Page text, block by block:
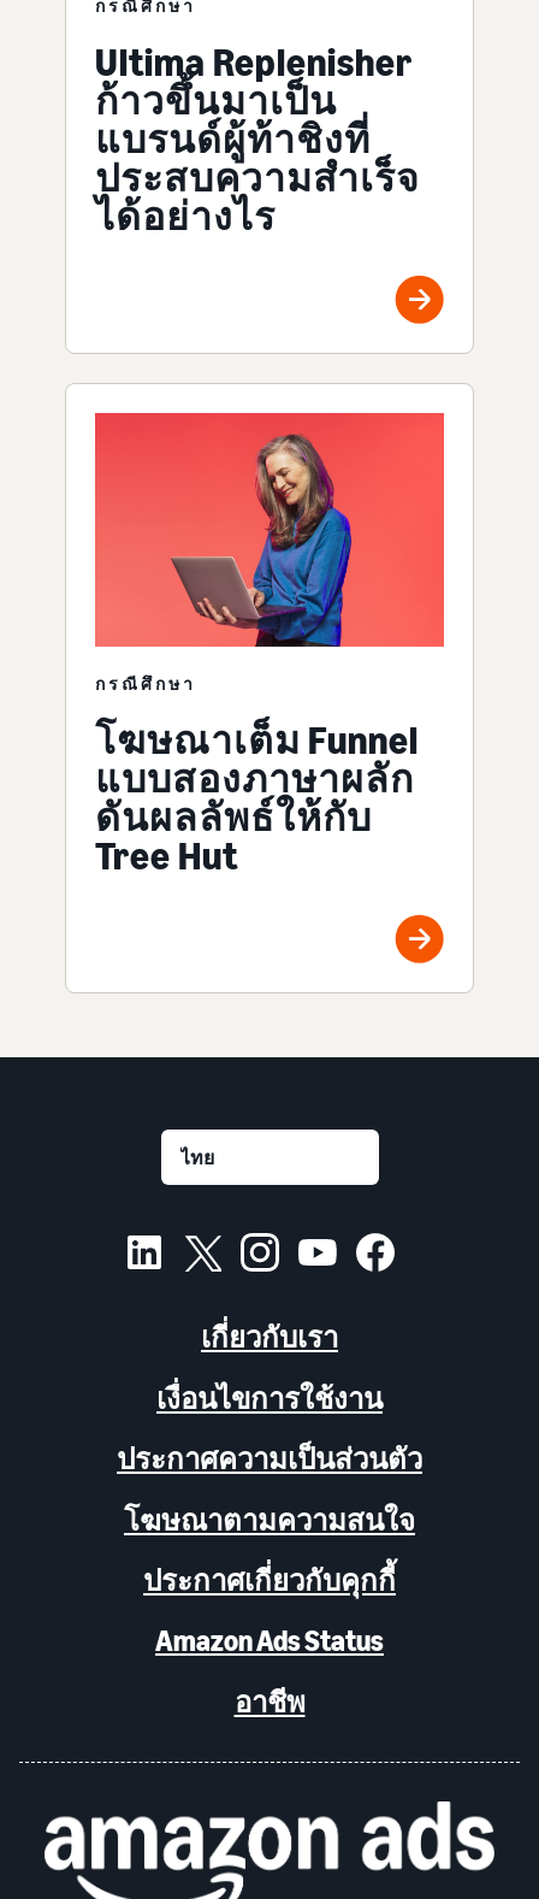
กรณีศึกษา
Ultima Replenisher
ก้าวขึ้นมาเป็น
แบรนด์ผู้ท้าชิงที่
ประสบความสำเร็จ
ได้อย่างไร
กรณีศึกษา
โฆษณาเต็ม Funnel
แบบสองภาษาผลัก
ดันผลลัพธ์ให้กับ
Tree Hut
เกี่ยวกับเรา
เงื่อนไขการใช้งาน
ประกาศความเป็นส่วนตัว
โฆษณาตามความสนใจ
ประกาศเกี่ยวกับคุกกี้
Amazon Ads Status
อาชีพ